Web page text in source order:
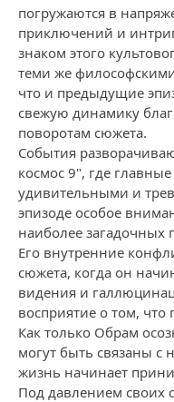
погружаются в
приключений и
знаком этого
теми же
что и предыдущие
свежую динамику
поворотам сюжета.
События
космос 9", где
удивительными и
эпизоде особое
наиболее
Его внутренние
сюжета, когда он
видения и
восприятие о том, что
Как только Обрам
могут быть связаны с
жизнь начинает
Под давлением своих